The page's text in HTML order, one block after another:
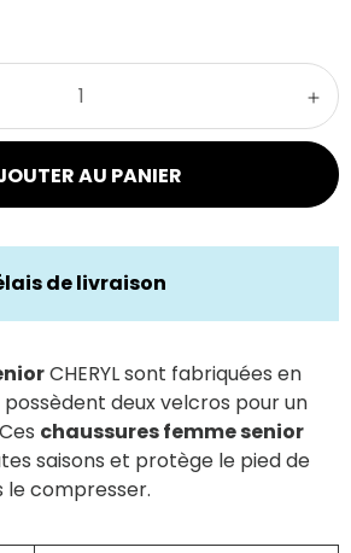
AU PANIER
de livraison
CHERYL sont fabriquées en
possèdent deux velcros pour un
chaussures femme senior
saisons et protège le pied de
le compresser.